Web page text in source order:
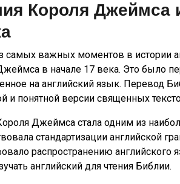
Короля Джеймса
самых важных моментов в истории
в начале 17 века. Это было
на английский язык. Перевод
и понятной версии священных
Джеймса стала одним из
стандартизации английской
распространению английского
английский для чтения Библии.